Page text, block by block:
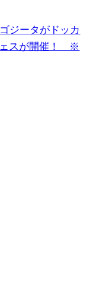
ジータがドッカ
ェスが開催！ ※